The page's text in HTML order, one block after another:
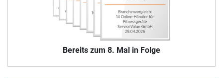
Bereits zum 8. Mal in Folge